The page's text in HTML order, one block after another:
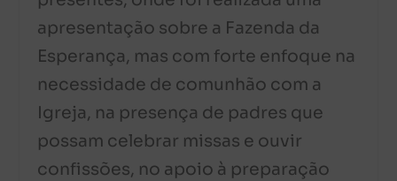
apresentação sobre a Fazenda da
Esperança, mas com forte enfoque na
necessidade de comunhão com a
Igreja, na presença de padres que
possam celebrar missas e ouvir
confissões, no apoio à preparação